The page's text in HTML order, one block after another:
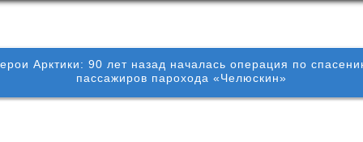
Арктики: 90 лет назад началась операция по
пассажиров парохода «Челюскин»